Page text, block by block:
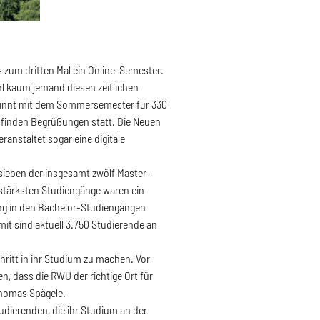
zum dritten Mal ein Online-Semester.
kaum jemand diesen zeitlichen
mit dem Sommersemester für 330
Begrüßungen statt. Die Neuen
sogar eine digitale
der insgesamt zwölf Master-
Studiengänge waren ein
in den Bachelor-Studiengängen
sind aktuell 3.750 Studierende an
in ihr Studium zu machen. Vor
dass die RWU der richtige Ort für
Spägele.
die ihr Studium an der